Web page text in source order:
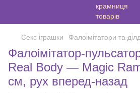
Секс іграшки Фалоімітатори та
Фалоімітатор-
Real Body — Magic
см, рух вперед-назад